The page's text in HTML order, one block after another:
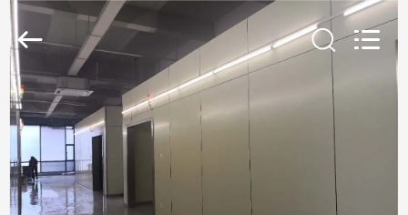
HUIS
PRODUCTEN
Chengxin
Radiation
Protection
Equipment
Co.,
Ltd.
Rights
Reserved.